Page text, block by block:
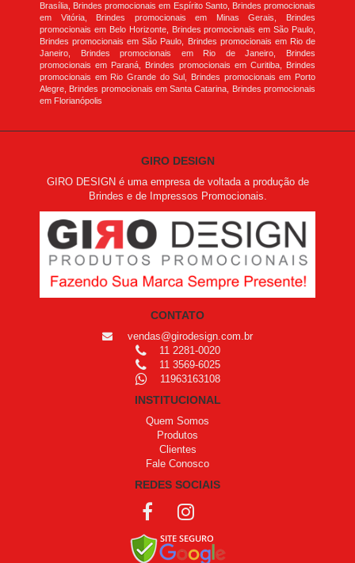
Brasília, Brindes promocionais em Espírito Santo, Brindes promocionais
em Vitória, Brindes promocionais em Minas Gerais, Brindes
promocionais em Belo Horizonte, Brindes promocionais em São Paulo,
Brindes promocionais em São Paulo, Brindes promocionais em Rio de
Janeiro, Brindes promocionais em Rio de Janeiro, Brindes
promocionais em Paraná, Brindes promocionais em Curitiba, Brindes
promocionais em Rio Grande do Sul, Brindes promocionais em Porto
Alegre, Brindes promocionais em Santa Catarina, Brindes promocionais
em Florianópolis
GIRO DESIGN
GIRO DESIGN é uma empresa de voltada a produção de
Brindes e de Impressos Promocionais.
CONTATO
vendas@girodesign.com.br
11 2281-0020
11 3569-6025
11963163108
INSTITUCIONAL
Quem Somos
Produtos
Clientes
Fale Conosco
REDES SOCIAIS